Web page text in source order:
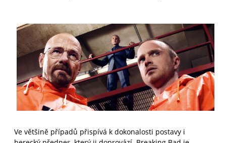
Ve většině případů přispívá k dokonalosti postavy i